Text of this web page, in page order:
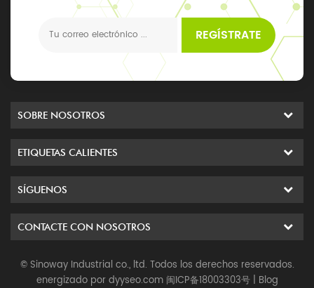
y actualizaciones, los últimos eventos locales
REGÍSTRATE
SOBRE NOSOTROS
ETIQUETAS CALIENTES
SÍGUENOS
CONTACTE CON NOSOTROS
© Sinoway Industrial co., ltd. Todos los derechos reservados.
energizado pordyyseo.com 闽ICP备18003303号| Blog